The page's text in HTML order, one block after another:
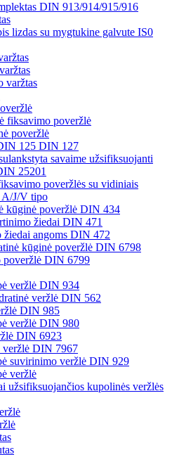
DIN 913/914/915/916
lizdas su mygtukine galvute IS0
varžtas
fiksavimo poveržlė
poveržlė
125 DIN 127
savaime užsifiksuojanti
25201
poveržlės su vidiniais
A/J/V tipo
kūginė poveržlė DIN 434
žiedai DIN 471
angoms DIN 472
kūginė poveržlė DIN 6798
poveržlė DIN 6799
veržlė DIN 934
veržlė DIN 562
DIN 985
veržlė DIN 980
DIN 6923
veržlė DIN 7967
suvirinimo veržlė DIN 929
veržlė
užsifiksuojančios kupolinės veržlės